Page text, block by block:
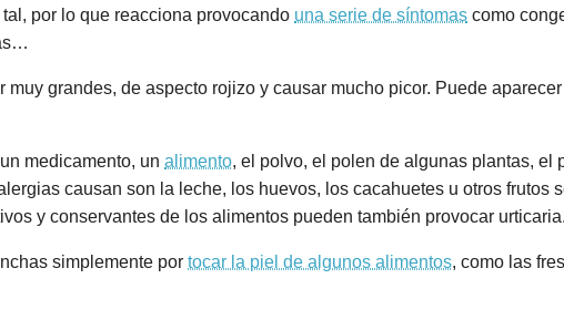
por lo que reacciona provocando una serie de síntomas como
muy grandes, de aspecto rojizo y causar mucho picor. Puede
medicamento, un alimento, el polvo, el polen de algunas plantas, el
causan son la leche, los huevos, los cacahuetes u otros frutos
y conservantes de los alimentos pueden también provocar urticaria.
simplemente por tocar la piel de algunos alimentos, como las